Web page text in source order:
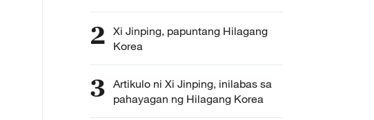
2 Xi Jinping, papuntang Hilagang
Korea
3 Artikulo ni Xi Jinping, inilabas sa
pahayagan ng Hilagang Korea